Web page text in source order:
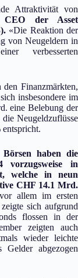
Attraktivität von
CEO der Asset
«Die Reaktion der
von Neugeldern in
verbesserten
Finanzmärkten,
insbesondere im
eine Belebung der
Neugeldzuflüsse
haben die
in
welche in neun
CHF 14.1 Mrd.
allem im ersten
sich aufgrund
flossen in der
zeigten auch
wieder leichte
Gelder abgezogen